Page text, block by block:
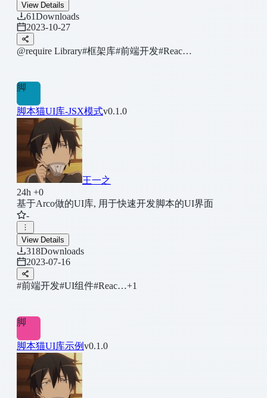
View Details
61Downloads
2023-10-27
@require Library#框架库#前端开发#Reac…
脚
脚本猫UI库-JSX模式v0.1.0
王一之
24h +0
基于Arco做的UI库, 用于快速开发脚本的UI界面
-
View Details
318Downloads
2023-07-16
#前端开发#UI组件#Reac…+1
脚
脚本猫UI库示例v0.1.0